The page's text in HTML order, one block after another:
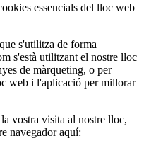
essencials del lloc web
s'utilitza de forma
s'està utilitzant el nostre lloc
de màrqueting, o per
web i l'aplicació per millorar
vostra visita al nostre lloc,
navegador aquí: